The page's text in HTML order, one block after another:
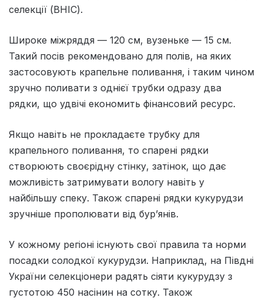
селекції (ВНІС).
Широке міжряддя — 120 см, вузеньке — 15 см.
Такий посів рекомендовано для полів, на яких
застосовують крапельне поливання, і таким чином
зручно поливати з однієї трубки одразу два
рядки, що удвічі економить фінансовий ресурс.
Якщо навіть не прокладаєте трубку для
крапельного поливання, то спарені рядки
створюють своєрідну стінку, затінок, що дає
можливість затримувати вологу навіть у
найбільшу спеку. Також спарені рядки кукурудзи
зручніше прополювати від бур’янів.
У кожному регіоні існують свої правила та норми
посадки солодкої кукурудзи. Наприклад, на Півдні
України селекціонери радять сіяти кукурудзу з
густотою 450 насінин на сотку. Також